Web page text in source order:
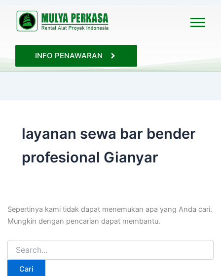
INFO PENAWARAN
layanan sewa bar bender
profesional Gianyar
Sepertinya kami tidak dapat menemukan apa yang Anda cari.
Mungkin dengan pencarian dapat membantu.
Cari
untuk: